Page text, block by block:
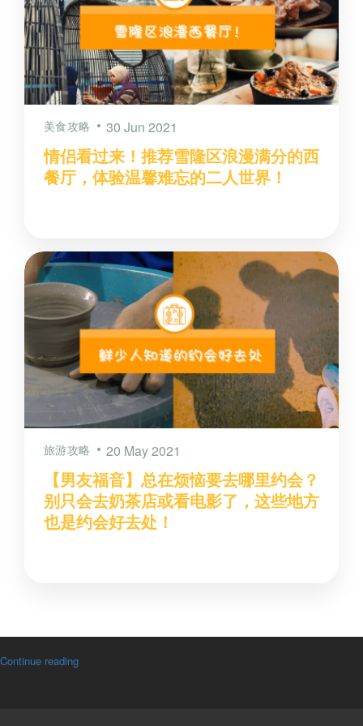
美食攻略 30 Jun 2021
情侣看过来！推荐雪隆区浪漫满分的西
餐厅，体验温馨难忘的二人世界！
旅游攻略 20 May 2021
【男友福音】总在烦恼要去哪里约会？
别只会去奶茶店或看电影了，这些地方
也是约会好去处！
Continue reading